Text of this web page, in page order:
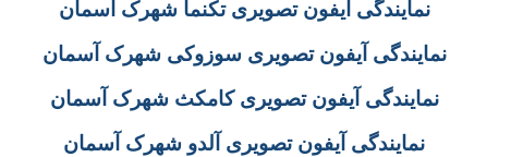
نمایندگی آیفون تصویری تکنما شهرک آسمان
نمایندگی آیفون تصویری سوزوکی شهرک آسمان
نمایندگی آیفون تصویری کامکث شهرک آسمان
نمایندگی آیفون تصویری آلدو شهرک آسمان